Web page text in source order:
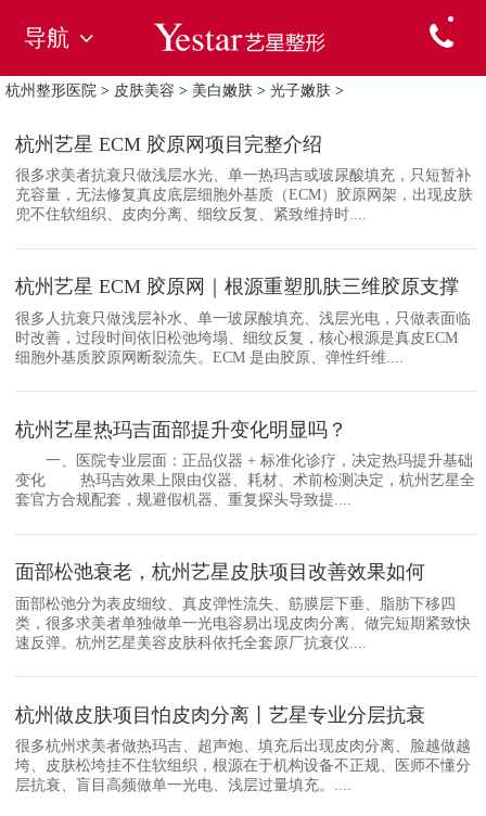
导航
杭州整形医院 > 皮肤美容 > 美白嫩肤 > 光子嫩肤 >
杭州艺星 ECM 胶原网项目完整介绍
很多求美者抗衰只做浅层水光、单一热玛吉或玻尿酸填充，只短暂补
充容量，无法修复真皮底层细胞外基质（ECM）胶原网架，出现皮肤
兜不住软组织、皮肉分离、细纹反复、紧致维持时....
杭州艺星 ECM 胶原网｜根源重塑肌肤三维胶原支撑
很多人抗衰只做浅层补水、单一玻尿酸填充、浅层光电，只做表面临
时改善，过段时间依旧松弛垮塌、细纹反复，核心根源是真皮ECM
细胞外基质胶原网断裂流失。ECM 是由胶原、弹性纤维....
杭州艺星热玛吉面部提升变化明显吗？
一、医院专业层面：正品仪器 + 标准化诊疗，决定热玛提升基础
变化 热玛吉效果上限由仪器、耗材、术前检测决定，杭州艺星全
套官方合规配套，规避假机器、重复探头导致提....
面部松弛衰老，杭州艺星皮肤项目改善效果如何
面部松弛分为表皮细纹、真皮弹性流失、筋膜层下垂、脂肪下移四
类，很多求美者单独做单一光电容易出现皮肉分离、做完短期紧致快
速反弹。杭州艺星美容皮肤科依托全套原厂抗衰仪....
杭州做皮肤项目怕皮肉分离丨艺星专业分层抗衰
很多杭州求美者做热玛吉、超声炮、填充后出现皮肉分离、脸越做越
垮、皮肤松垮挂不住软组织，根源在于机构设备不正规、医师不懂分
层抗衰、盲目高频做单一光电、浅层过量填充。....